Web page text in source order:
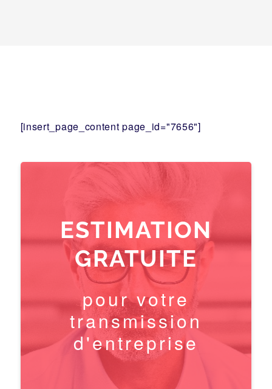
[insert_page_content page_id="7656"]
ESTIMATION
GRATUITE
pour votre
transmission
d'entreprise